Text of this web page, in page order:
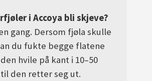
i Accoya bli skjeve?
gang. Dersom fjøla skulle
du fukte begge flatene
hvile på kant i 10–50
den retter seg ut.